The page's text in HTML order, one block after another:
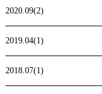
2020.09(2)
2019.04(1)
2018.07(1)